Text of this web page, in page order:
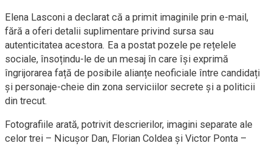
Elena Lasconi a declarat că a primit imaginile prin e-mail,
fără a oferi detalii suplimentare privind sursa sau
autenticitatea acestora. Ea a postat pozele pe rețelele
sociale, însoțindu-le de un mesaj în care își exprimă
îngrijorarea față de posibile alianțe neoficiale între candidați
și personaje-cheie din zona serviciilor secrete și a politicii
din trecut.
Fotografiile arată, potrivit descrierilor, imagini separate ale
celor trei – Nicușor Dan, Florian Coldea și Victor Ponta –